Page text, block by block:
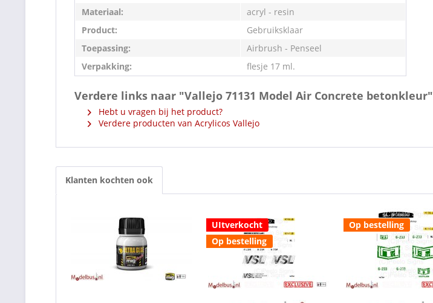
Materiaal:
acryl - resin
Product:
Gebruiksklaar
Toepassing:
Airbrush - Penseel
Verpakking:
flesje 17 ml.
Verdere links naar "Vallejo 71131 Model Air Concrete betonkleur"
Hebt u vragen bij het product?
Verdere producten van Acrylicos Vallejo
Klanten kochten ook
UItverkocht
Op bestelling
Op bestelling